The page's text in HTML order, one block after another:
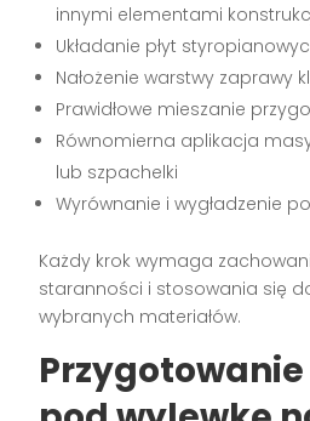
innymi elementami
Układanie płyt
Nałożenie warstwy zaprawy
Prawidłowe mieszanie
Równomierna aplikacja
lub szpachelki
Wyrównanie i wygładzenie
Każdy krok wymaga
staranności i stosowania się
wybranych materiałów.
Przygotowanie